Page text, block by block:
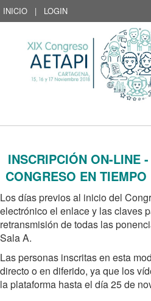
INICIO | LOGIN
INSCRIPCIÓN ON-LINE
CONGRESO EN
Los días previos al inicio del
electrónico el enlace y las claves
retransmisión de todas las
Sala A.
Las personas inscritas en esta
directo o en diferido, ya que los
la plataforma hasta el día 25 de